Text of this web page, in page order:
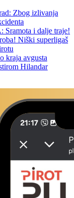
Zbog izlivanja
i dalje traje!
Niški superligaš
kraja avgusta
Hilandar